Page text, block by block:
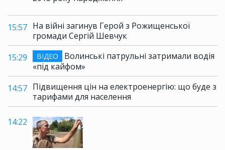
15:57 На війні загинув Герой з Рожищенської
громади Сергій Шевчук
15:29
ВІДЕО
Волинські патрульні затримали водія
«під кайфом»
14:57 Підвищення цін на електроенергію: що буде з
тарифами для населення
14:22